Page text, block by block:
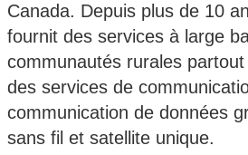
Canada. Depuis plus de 10
fournit des services à large
communautés rurales
des services de
communication de données
sans fil et satellite unique.